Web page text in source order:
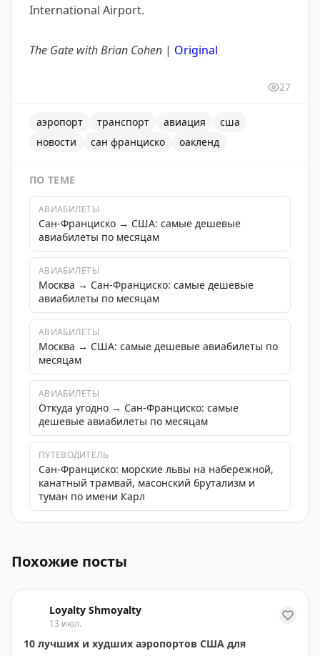
International Airport.
The Gate with Brian Cohen | Original
27
аэропорт транспорт авиация
сша
новости
сан франциско оакленд
ПО ТЕМЕ
АВИАБИЛЕТЫ
Сан-Франциско → США: самые дешевые
авиабилеты по месяцам
АВИАБИЛЕТЫ
Москва → Сан-Франциско: самые дешевые
авиабилеты по месяцам
АВИАБИЛЕТЫ
Москва → США: самые дешевые авиабилеты по
месяцам
АВИАБИЛЕТЫ
Откуда угодно → Сан-Франциско: самые
дешевые авиабилеты по месяцам
ПУТЕВОДИТЕЛЬ
Сан-Франциско: морские львы на набережной,
канатный трамвай, масонский брутализм и
туман по имени Карл
Похожие посты
Loyalty Shmoyalty
13 июл.
10 лучших и худших аэропортов США для